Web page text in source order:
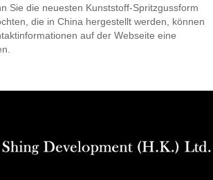
Sie die neuesten Kunststoff-Spritzgussform
die in China hergestellt werden, können
auf der Webseite eine